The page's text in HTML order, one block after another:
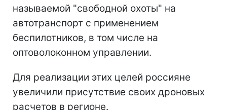
называемой "свободной охоты" на
автотранспорт с применением
беспилотников, в том числе на
оптоволоконном управлении.
Для реализации этих целей россияне
увеличили присутствие своих дроновых
расчетов в регионе.